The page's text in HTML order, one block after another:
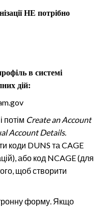
НЕ потрібно
в системі
дій:
потім Create an Account
Account Details.
коди DUNS та CAGE
або код NCAGE (для
щоб створити
форму. Якщо